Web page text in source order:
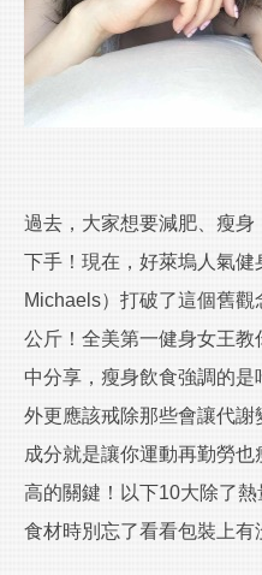
過去，大家想要減肥、瘦
下手！現在，好萊塢人氣健
Michaels）打破了這個舊
公斤！全美第一健身女王教
中分享，瘦身飲食強調的
外更應該戒除那些會讓代
成分就是讓你運動再勤勞
高的關鍵！以下10大除了
食材時別忘了看看包裝上有